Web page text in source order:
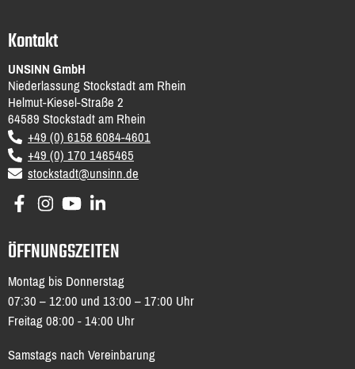
Kontakt
UNSINN GmbH
Niederlassung Stockstadt am Rhein
Helmut-Kiesel-Straße 2
64589Stockstadt am Rhein
DE +49 (0) 6158 6084-4601
+49 (0) 170 1465465
email
stockstadt@unsinn.de
ÖFFNUNGSZEITEN
Montag bis Donnerstag
07:30 – 12:00 und 13:00 – 17:00 Uhr
Freitag 08:00 - 14:00 Uhr
Samstags nach Vereinbarung